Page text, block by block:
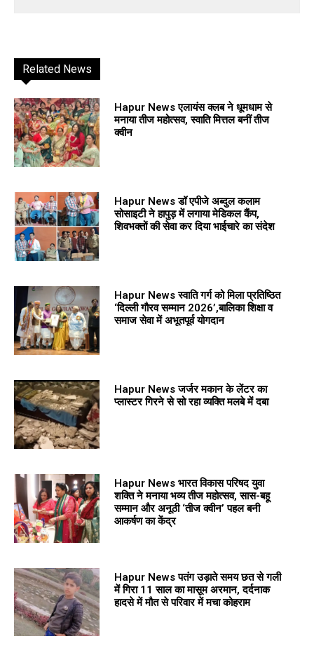
Related News
Hapur News एलायंस क्लब ने धूमधाम से
मनाया तीज महोत्सव, स्वाति मित्तल बनीं तीज
क्वीन
Hapur News डॉ एपीजे अब्दुल कलाम
सोसाइटी ने हापुड़ में लगाया मेडिकल कैंप,
शिवभक्तों की सेवा कर दिया भाईचारे का संदेश
Hapur News स्वाति गर्ग को मिला प्रतिष्ठित
‘दिल्ली गौरव सम्मान 2026’,बालिका शिक्षा व
समाज सेवा में अभूतपूर्व योगदान
Hapur News जर्जर मकान के लेंटर का
प्लास्टर गिरने से सो रहा व्यक्ति मलबे में दबा
Hapur News भारत विकास परिषद युवा
शक्ति ने मनाया भव्य तीज महोत्सव, सास-बहू
सम्मान और अनूठी ‘तीज क्वीन’ पहल बनी
आकर्षण का केंद्र
Hapur News पतंग उड़ाते समय छत से गली
में गिरा 11 साल का मासूम अरमान, दर्दनाक
हादसे में मौत से परिवार में मचा कोहराम